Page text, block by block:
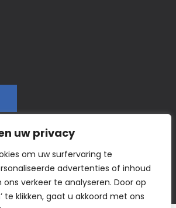
uw privacy
om uw surfervaring te
advertenties of inhoud
verkeer te analyseren. Door op
te klikken, gaat u akkoord met ons
SOCIAL MEDIA